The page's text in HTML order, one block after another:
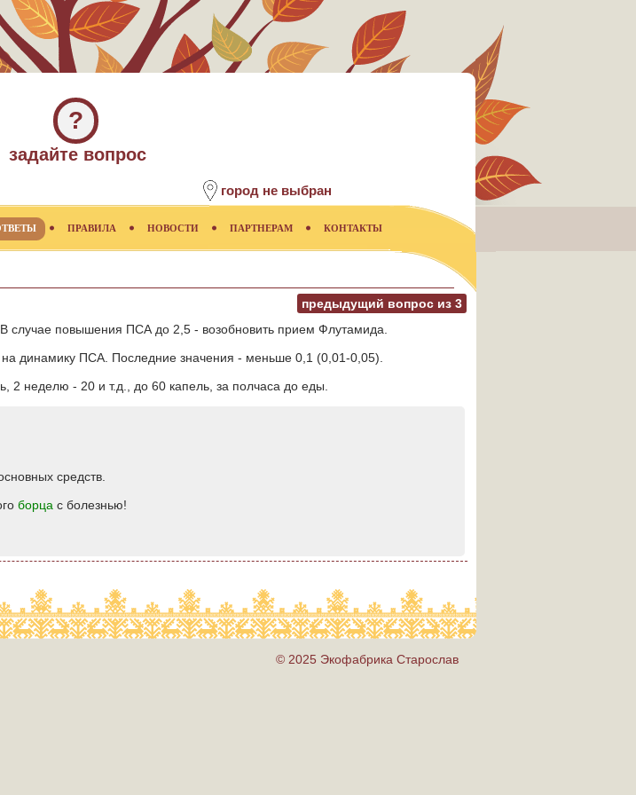
?
задайте вопрос
город не выбран
ПРАВИЛА НОВОСТИ ПАРТНЕРАМ КОНТАКТЫ
предыдущий вопрос из 3
повышения ПСА до 2,5 - возобновить прием Флутамида.
динамику ПСА. Последние значения - меньше 0,1 (0,01-0,05).
2 неделю - 20 и т.д., до 60 капель, за полчаса до еды.
средств.
борца с болезнью!
© 2025 Экофабрика Старослав